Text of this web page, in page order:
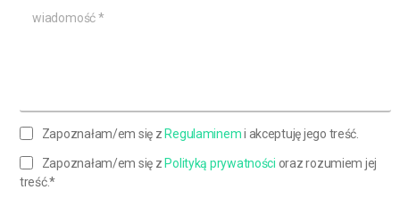
Zapoznałam/em się z Regulaminemi akceptuję jego treść.
Zapoznałam/em się z Polityką prywatności oraz rozumiem jej
treść.*